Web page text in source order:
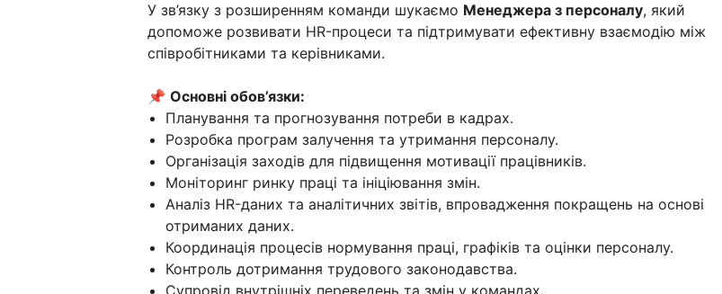
У зв’язку з розширенням команди шукаємо Менеджера з персоналу, який
допоможе розвивати HR-процеси та підтримувати ефективну взаємодію між
співробітниками та керівниками.
📌 Основні обов’язки:
Планування та прогнозування потреби в кадрах.
Розробка програм залучення та утримання персоналу.
Організація заходів для підвищення мотивації працівників.
Моніторинг ринку праці та ініціювання змін.
Аналіз HR-даних та аналітичних звітів, впровадження покращень на основі
отриманих даних.
Координація процесів нормування праці, графіків та оцінки персоналу.
Контроль дотримання трудового законодавства.
Супровід внутрішніх переведень та змін у командах.